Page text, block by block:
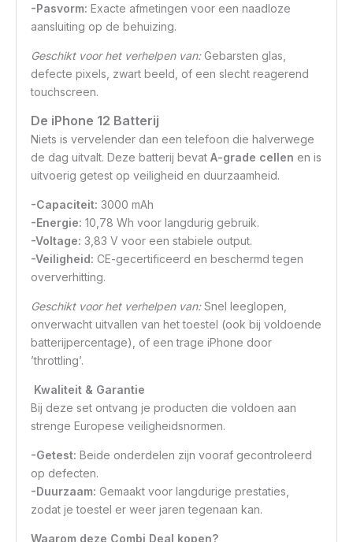
-Pasvorm: Exacte afmetingen voor een naadloze
aansluiting op de behuizing.
Geschikt voor het verhelpen van:Gebarsten glas,
defecte pixels, zwart beeld, of een slecht reagerend
touchscreen.
De iPhone 12 Batterij
Niets is vervelender dan een telefoon die halverwege
de dag uitvalt. Deze batterij bevatA-grade cellen en is
uitvoerig getest op veiligheid en duurzaamheid.
-Capaciteit: 3000 mAh
-Energie: 10,78 Wh voor langdurig gebruik.
-Voltage: 3,83 V voor een stabiele output.
-Veiligheid: CE-gecertificeerd en beschermd tegen
oververhitting.
Geschikt voor het verhelpen van:Snel leeglopen,
onverwacht uitvallen van het toestel (ook bij voldoende
batterijpercentage), of een trage iPhone door
’throttling’.
Kwaliteit & Garantie
Bij deze set ontvang je producten die voldoen aan
strenge Europese veiligheidsnormen.
-Getest: Beide onderdelen zijn vooraf gecontroleerd
op defecten.
-Duurzaam: Gemaakt voor langdurige prestaties,
zodat je toestel er weer jaren tegenaan kan.
Waarom deze Combi Deal kopen?